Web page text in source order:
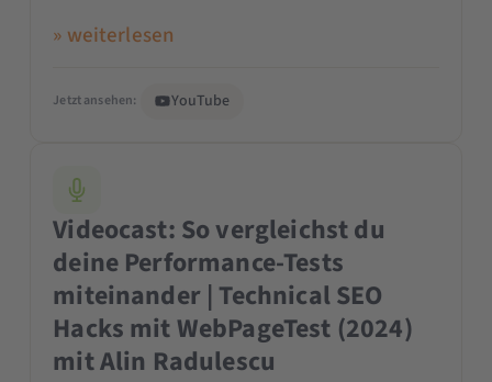
» weiterlesen
Jetzt ansehen: YouTube
Videocast: So vergleichst du
deine Performance-Tests
miteinander | Technical SEO
Hacks mit WebPageTest (2024)
mit Alin Radulescu